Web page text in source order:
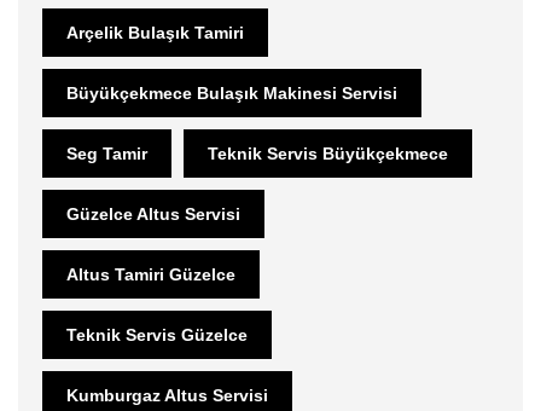
Arçelik Bulaşık Tamiri
Büyükçekmece Bulaşık Makinesi Servisi
Seg Tamir Teknik Servis Büyükçekmece
Güzelce Altus Servisi
Altus Tamiri Güzelce
Teknik Servis Güzelce
Kumburgaz Altus Servisi